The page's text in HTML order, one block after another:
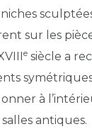
sur les
e siècle a
à
salles antiques.